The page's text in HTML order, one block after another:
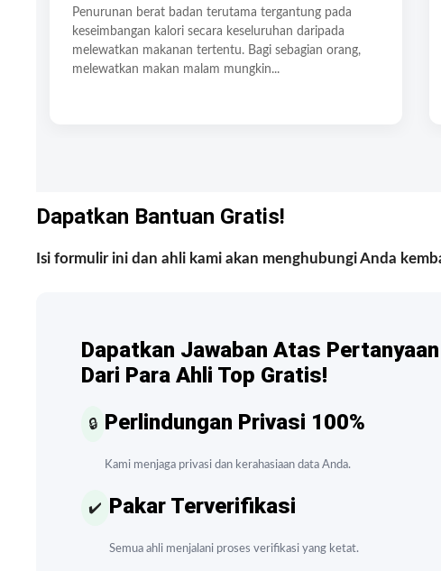
Penurunan berat badan terutama tergantung pada
keseimbangan kalori secara keseluruhan daripada
melewatkan makanan tertentu. Bagi sebagian orang,
melewatkan makan malam mungkin...
Dapatkan Bantuan Gratis!
Isi formulir ini dan ahli kami akan menghubungi Anda
Dapatkan Jawaban Atas
Dari Para Ahli Top Gratis!
🔒 Perlindungan Privasi 100%
Kami menjaga privasi dan kerahasiaan data Anda.
✔️ Pakar Terverifikasi
Semua ahli menjalani proses verifikasi yang ketat.